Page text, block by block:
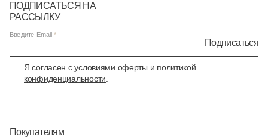
ПОДПИСАТЬСЯ НА
РАССЫЛКУ
Введите Email
Подписаться
Я согласен с условиями оферты и политикой
конфиденциальности
Покупателям